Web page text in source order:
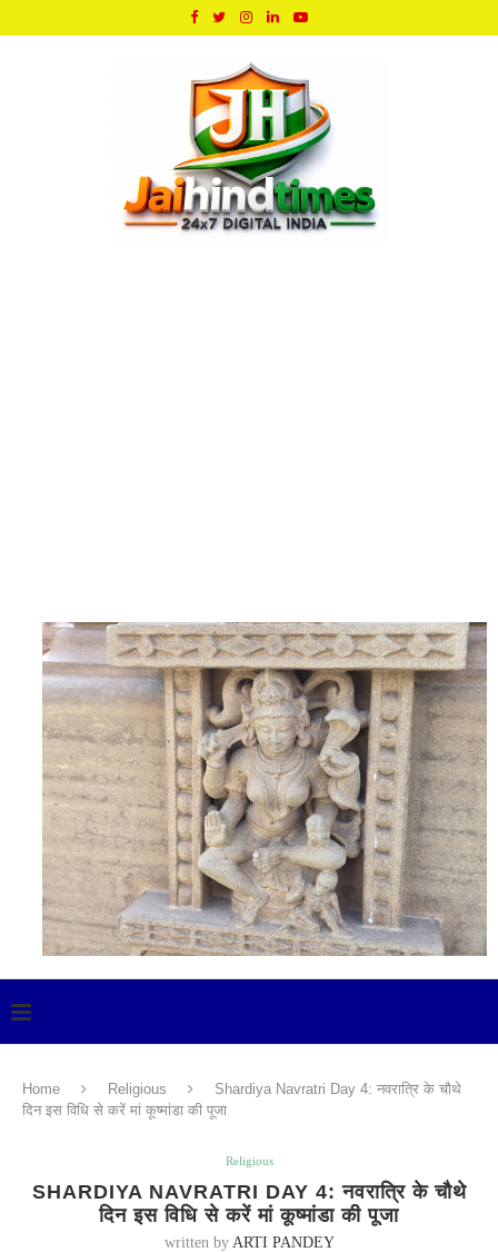
Home Religious
Shardiya Navratri Day 4: नवरात्रि के चौथे
दिन इस विधि से करें मां कूष्मांडा की पूजा
Religious
SHARDIYA NAVRATRI DAY 4: नवरात्रि के चौथे
दिन इस विधि से करें मां कूष्मांडा की पूजा
written by ARTI PANDEY